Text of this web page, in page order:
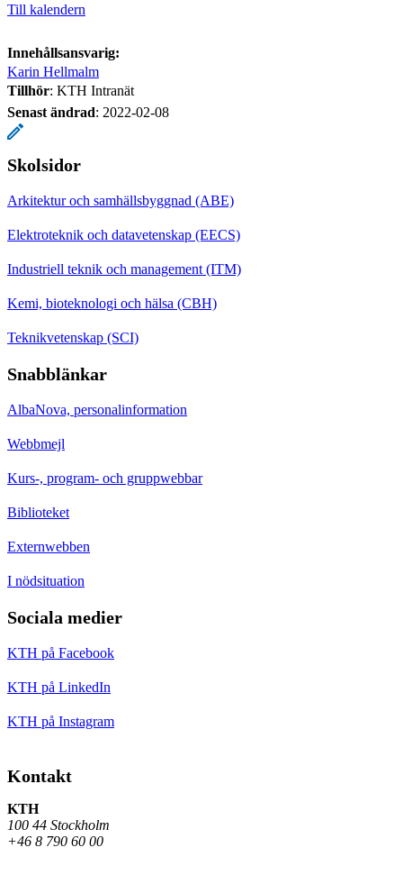
Till kalendern
Innehållsansvarig:
Karin Hellmalm
Tillhör: KTH Intranät
Senast ändrad: 2022-02-08
Skolsidor
Arkitektur och samhällsbyggnad (ABE)
Elektroteknik och datavetenskap (EECS)
Industriell teknik och management (ITM)
Kemi, bioteknologi och hälsa (CBH)
Teknikvetenskap (SCI)
Snabblänkar
AlbaNova, personalinformation
Webbmejl
Kurs-, program- och gruppwebbar
Biblioteket
Externwebben
I nödsituation
Sociala medier
KTH på Facebook
KTH på LinkedIn
KTH på Instagram
Kontakt
KTH
100 44 Stockholm
+46 8 790 60 00